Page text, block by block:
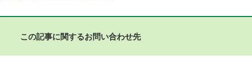
この記事に関するお問い合わせ先